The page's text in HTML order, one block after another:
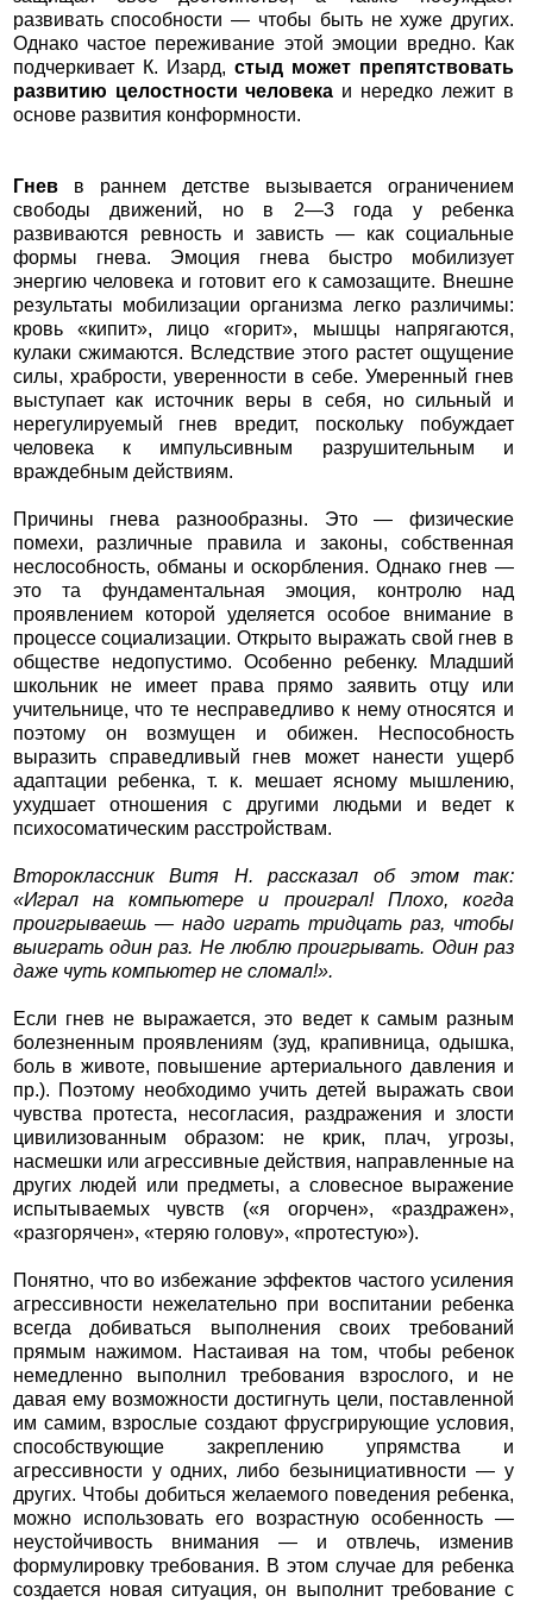
развивать способности — чтобы быть не хуже других.
Однако частое переживание этой эмоции вредно. Как
подчеркивает К. Изард, стыд может препятствовать
развитию целостности человека и нередко лежит в
основе развития конформности.
Гневв раннем детстве вызывается ограничением
свободы движений, но в 2—3 года у ребенка
развиваются ревность и зависть — как социальные
формы гнева. Эмоция гнева быстро мобилизует
энергию человека и готовит его к самозащите. Внешне
результаты мобилизации организма легко различимы:
кровь «кипит», лицо «горит», мышцы напрягаются,
кулаки сжимаются. Вследствие этого растет ощущение
силы, храбрости, уверенности в себе. Умеренный гнев
выступает как источник веры в себя, но сильный и
нерегулируемый гнев вредит, поскольку побуждает
человека к импульсивным разрушительным и
враждебным действиям.
Причины гнева разнообразны. Это — физические
помехи, различные правила и законы, собственная
неслособность, обманы и оскорбления. Однако гнев —
это та фундаментальная эмоция, контролю над
проявлением которой уделяется особое внимание в
процессе социализации. Открыто выражать свой гнев в
обществе недопустимо. Особенно ребенку. Младший
школьник не имеет права прямо заявить отцу или
учительнице, что те несправедливо к нему относятся и
поэтому он возмущен и обижен. Неспособность
выразить справедливый гнев может нанести ущерб
адаптации ребенка, т. к. мешает ясному мышлению,
ухудшает отношения с другими людьми и ведет к
психосоматическим расстройствам.
Второклассник Витя Н. рассказал об этом так:
«Играл на компьютере и проиграл! Плохо, когда
проигрываешь — надо играть тридцать раз, чтобы
выиграть один раз. Не люблю проигрывать. Один раз
даже чуть компьютер не сломал!».
Если гнев не выражается, это ведет к самым разным
болезненным проявлениям (зуд, крапивница, одышка,
боль в животе, повышение артериального давления и
пр.). Поэтому необходимо учить детей выражать свои
чувства протеста, несогласия, раздражения и злости
цивилизованным образом: не крик, плач, угрозы,
насмешки или агрессивные действия, направленные на
других людей или предметы, а словесное выражение
испытываемых чувств («я огорчен», «раздражен»,
«разгорячен», «теряю голову», «протестую»).
Понятно, что во избежание эффектов частого усиления
агрессивности нежелательно при воспитании ребенка
всегда добиваться выполнения своих требований
прямым нажимом. Настаивая на том, чтобы ребенок
немедленно выполнил требования взрослого, и не
давая ему возможности достигнуть цели, поставленной
им самим, взрослые создают фрусгрирующие условия,
способствующие закреплению упрямства и
агрессивности у одних, либо безынициативности — у
других. Чтобы добиться желаемого поведения ребенка,
можно использовать его возрастную особенность —
неустойчивость внимания — и отвлечь, изменив
формулировку требования. В этом случае для ребенка
создается новая ситуация, он выполнит требование с